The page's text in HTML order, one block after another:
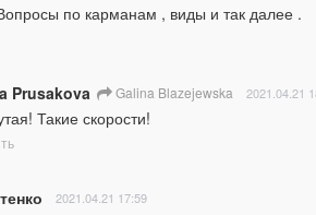
по карманам , виды и так далее .
Prusakova Galina Blazejewska 2021.04.21
Такие скорости!
2021.04.21 17:59